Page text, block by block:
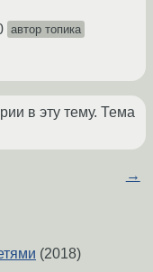
автор топика
в эту тему. Тема
→
(2018)